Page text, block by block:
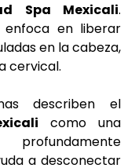
Spa Mexicali.
enfoca en liberar
en la cabeza,
cervical.
como una
a desconectar